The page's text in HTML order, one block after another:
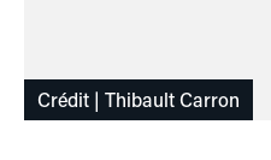
Crédit | Thibault Carron